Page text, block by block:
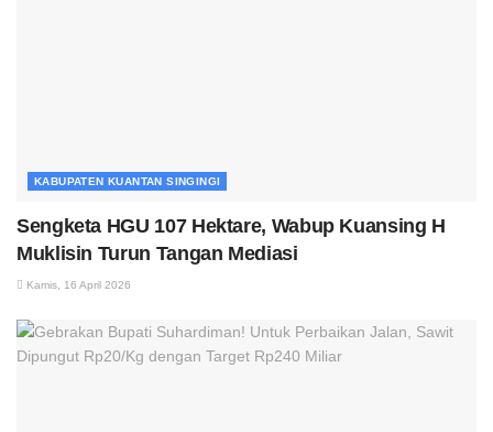
KABUPATEN KUANTAN SINGINGI
Sengketa HGU 107 Hektare, Wabup Kuansing H
Muklisin Turun Tangan Mediasi
Kamis, 16 April 2026